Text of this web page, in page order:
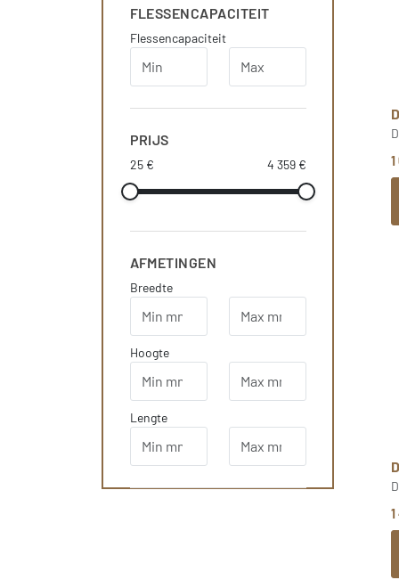
FLESSENCAPACITEIT
Flessencapaciteit
PRIJS
25 € 4 359 €
AFMETINGEN
Breedte
Hoogte
Lengte